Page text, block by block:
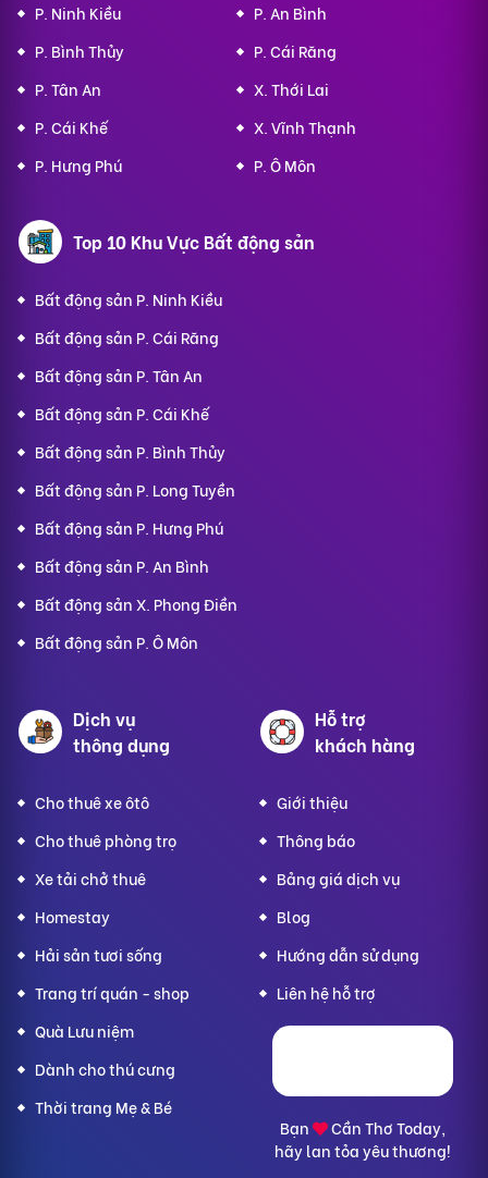
P. Ninh Kiều
P. An Bình
P. Bình Thủy
P. Cái Răng
P. Tân An
X. Thới Lai
P. Cái Khế
X. Vĩnh Thạnh
P. Hưng Phú
P. Ô Môn
Top 10 Khu Vực Bất động sản
Bất động sản P. Ninh Kiều
Bất động sản P. Cái Răng
Bất động sản P. Tân An
Bất động sản P. Cái Khế
Bất động sản P. Bình Thủy
Bất động sản P. Long Tuyền
Bất động sản P. Hưng Phú
Bất động sản P. An Bình
Bất động sản X. Phong Điền
Bất động sản P. Ô Môn
Dịch vụ
thông dụng
Cho thuê xe ôtô
Cho thuê phòng trọ
Xe tải chở thuê
Homestay
Hải sản tươi sống
Trang trí quán - shop
Quà Lưu niệm
Dành cho thú cưng
Thời trang Mẹ & Bé
Hỗ trợ
khách hàng
Giới thiệu
Thông báo
Bảng giá dịch vụ
Blog
Hướng dẫn sử dụng
Liên hệ hỗ trợ
Bạn
Cần Thơ Today,
hãy lan tỏa yêu thương!